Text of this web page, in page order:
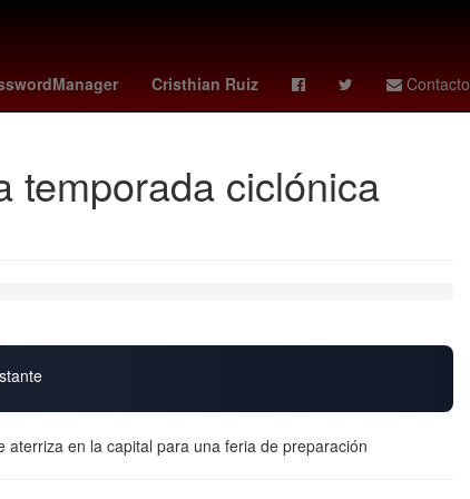
Cristhian Ruiz Contacto
Agresión dbacks - padres miniserie
temporada ciclónica
en la capital para una feria de preparación